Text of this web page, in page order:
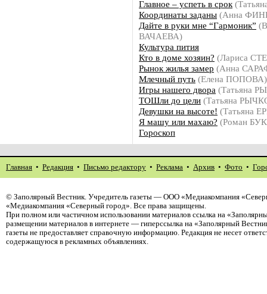
Главное – успеть в срок
Координаты заданы (Анна
Дайте в руки мне “Гармоник”
ВАЧАЕВА)
Культура пития
Кто в доме хозяин? (Лариса
Рынок жилья замер (Анна
Млечный путь (Елена ПОПОВА)
Игры нашего двора (Татьяна
ТОШли до цели (Татьяна
Девушки на высоте! (Татьяна
Я машу или махаю? (Роман
Гороскоп
Главная • Редакция • Письмо редактору • Реклама • Архив • Фото •
© Заполярный Вестник. Учредитель газеты — ООО «Медиакомпания
«Медиакомпания «Северный город». Все права защищены.
При полном или частичном использовании материалов ссылка на
размещении материалов в интернете — гиперссылка на «Заполярный
газеты не предоставляет справочную информацию. Редакция не несет
содержащуюся в рекламных объявлениях.